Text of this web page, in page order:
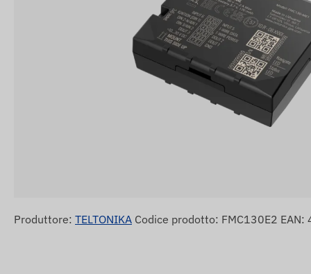
Produttore: TELTONIKA Codice prodotto: FMC130E2